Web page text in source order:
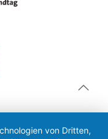
von Dritten,